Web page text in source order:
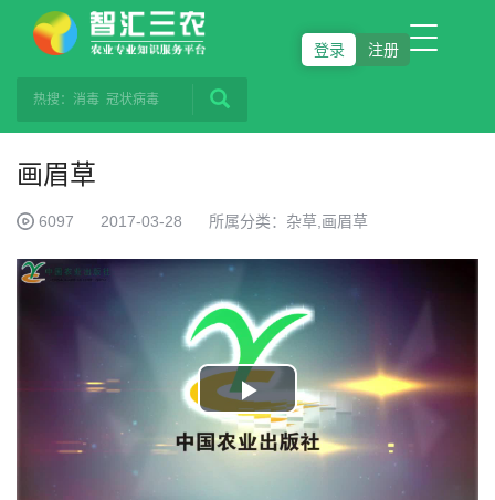
登录 注册
画眉草
6097 2017-03-28 所属分类：杂草,画眉草
Play
Video